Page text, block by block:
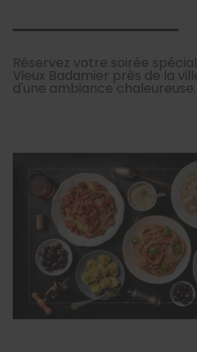
Réservez votre soirée
Vieux Badamier près de la
d'une ambiance chaleureuse.